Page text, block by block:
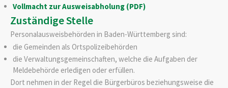
Vollmacht zur Ausweisabholung (PDF)
Zuständige Stelle
Personalausweisbehörden in Baden-Württemberg sind:
die Gemeinden als Ortspolizeibehörden
die Verwaltungsgemeinschaften, welche die Aufgaben der
Meldebehörde erledigen oder erfüllen.
Dort nehmen in der Regel die Bürgerbüros beziehungsweise die